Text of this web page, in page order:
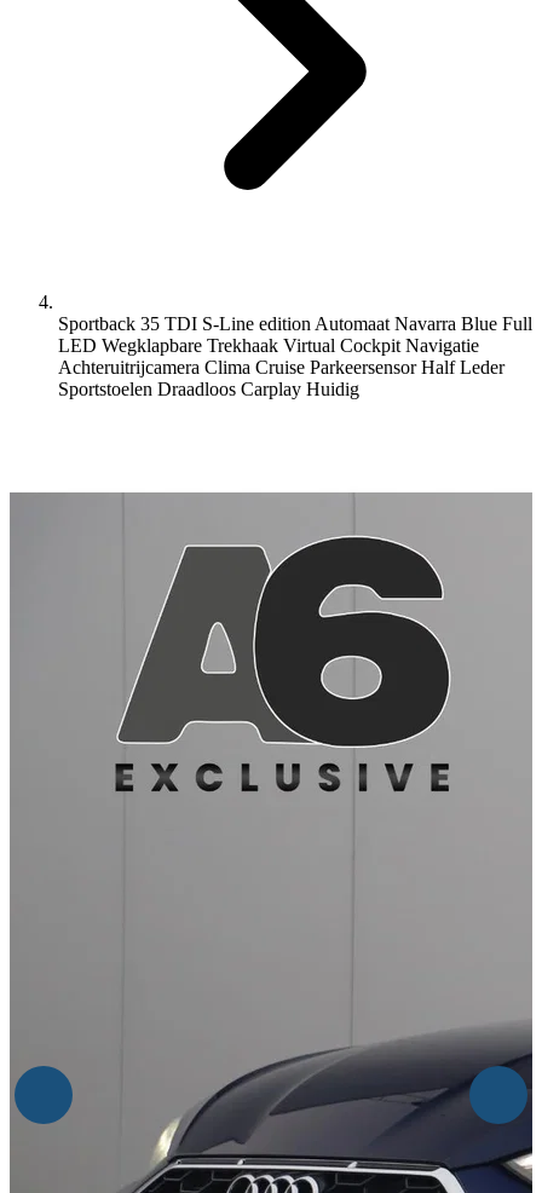
Sportback 35 TDI S-Line edition Automaat Navarra Blue Full
LED Wegklapbare Trekhaak Virtual Cockpit Navigatie
Achteruitrijcamera Clima Cruise Parkeersensor Half Leder
Sportstoelen Draadloos Carplay Huidig